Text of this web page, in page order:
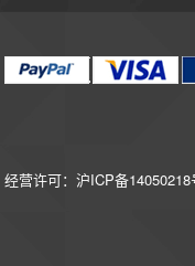
经营许可：沪ICP备